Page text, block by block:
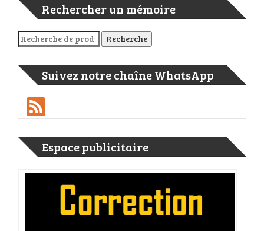
Rechercher un mémoire
Recherche pour : Recherche
Suivez notre chaîne WhatsApp
Espace publicitaire